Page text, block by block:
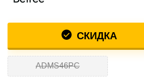
СКИДКА
ADMS46PC